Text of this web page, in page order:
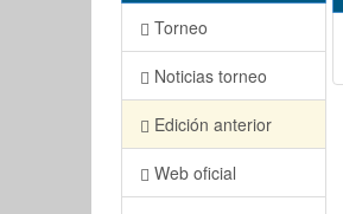
Torneo
Noticias torneo
Edición anterior
Web oficial